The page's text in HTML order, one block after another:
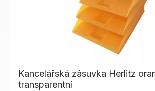
Kancelářská zásuvka Herlitz
transparentní